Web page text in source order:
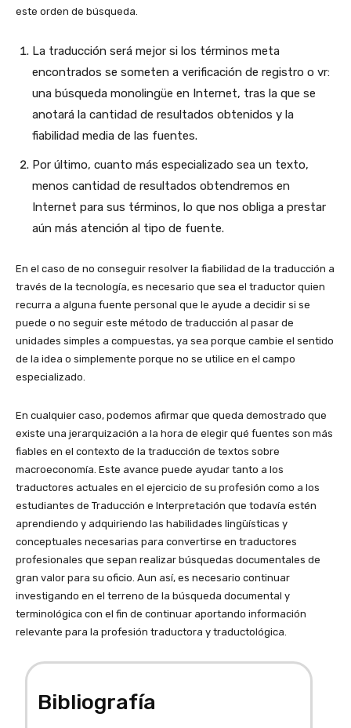
este orden de búsqueda.
La traducción será mejor si los términos meta
encontrados se someten a verificación de registro o vr:
una búsqueda monolingüe en Internet, tras la que se
anotará la cantidad de resultados obtenidos y la
fiabilidad media de las fuentes.
Por último, cuanto más especializado sea un texto,
menos cantidad de resultados obtendremos en
Internet para sus términos, lo que nos obliga a prestar
aún más atención al tipo de fuente.
En el caso de no conseguir resolver la fiabilidad de la traducción a
través de la tecnología, es necesario que sea el traductor quien
recurra a alguna fuente personal que le ayude a decidir si se
puede o no seguir este método de traducción al pasar de
unidades simples a compuestas, ya sea porque cambie el sentido
de la idea o simplemente porque no se utilice en el campo
especializado.
En cualquier caso, podemos afirmar que queda demostrado que
existe una jerarquización a la hora de elegir qué fuentes son más
fiables en el contexto de la traducción de textos sobre
macroeconomía. Este avance puede ayudar tanto a los
traductores actuales en el ejercicio de su profesión como a los
estudiantes de Traducción e Interpretación que todavía estén
aprendiendo y adquiriendo las habilidades lingüísticas y
conceptuales necesarias para convertirse en traductores
profesionales que sepan realizar búsquedas documentales de
gran valor para su oficio. Aun así, es necesario continuar
investigando en el terreno de la búsqueda documental y
terminológica con el fin de continuar aportando información
relevante para la profesión traductora y traductológica.
Bibliografía